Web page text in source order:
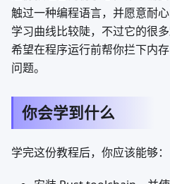
触过一种编程语言，并愿意耐
学习曲线比较陡，不过它的很
希望在程序运行前帮你拦下内
问题。
你会学到什么
学完这份教程后，你应该能够：